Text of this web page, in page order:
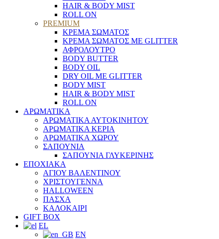
HAIR & BODY MIST
ROLL ON
PREMIUM
ΚΡΕΜΑ ΣΩΜΑΤΟΣ
ΚΡΕΜΑ ΣΩΜΑΤΟΣ ΜΕ GLITTER
ΑΦΡΟΛΟΥΤΡΟ
BODY BUTTER
BODY OIL
DRY OIL ΜΕ GLITTER
BODY MIST
HAIR & BODY MIST
ROLL ON
ΑΡΩΜΑΤΙΚΑ
ΑΡΩΜΑΤΙΚΑ ΑΥΤΟΚΙΝΗΤΟΥ
ΑΡΩΜΑΤΙΚΑ ΚΕΡΙΑ
ΑΡΩΜΑΤΙΚΑ ΧΩΡΟΥ
ΣΑΠΟΥΝΙΑ
ΣΑΠΟΥΝΙΑ ΓΛΥΚΕΡΙΝΗΣ
ΕΠΟΧΙΑΚΑ
ΑΓΙΟΥ ΒΑΛΕΝΤΙΝΟΥ
ΧΡΙΣΤΟΥΓΕΝΝΑ
HALLOWEEN
ΠΑΣΧΑ
ΚΑΛΟΚΑΙΡΙ
GIFT BOX
EL
EN